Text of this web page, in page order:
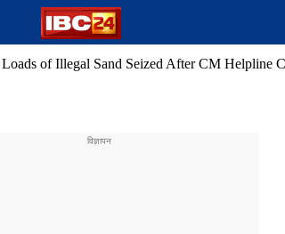
of Illegal Sand Seized After CM Helpline